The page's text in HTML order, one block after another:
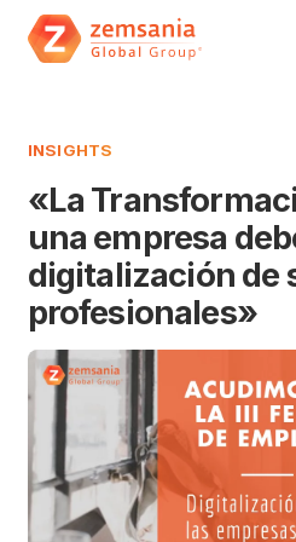
INSIGHTS
«La
una empresa
digitalización de
profesionales»